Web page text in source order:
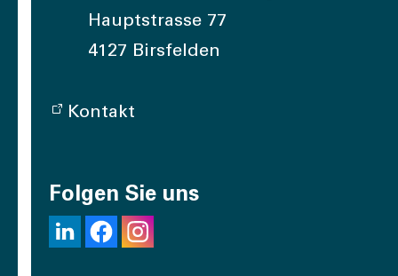
Hauptstrasse 77
4127 Birsfelden
Kontakt
Folgen Sie uns